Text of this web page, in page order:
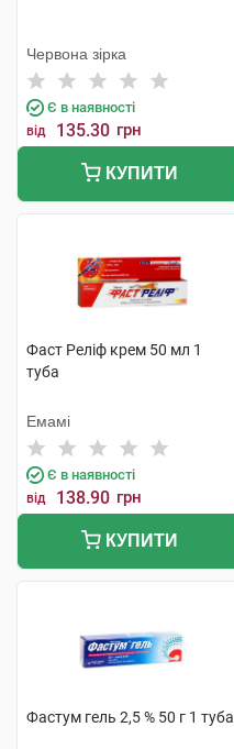
Червона зірка
Є в наявності
від 135.30 грн
КУПИТИ
Фаст Реліф крем 50 мл 1
туба
Емамі
Є в наявності
від 138.90 грн
КУПИТИ
Фастум гель 2,5 % 50 г 1 туба